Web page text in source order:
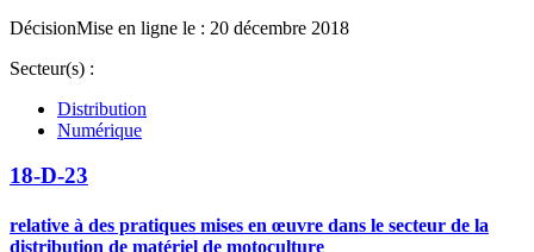
DécisionMise en ligne le : 20 décembre 2018
Secteur(s) :
Distribution
Numérique
18-D-23
relative à des pratiques mises en œuvre dans le secteur de la
distribution de matériel de motoculture